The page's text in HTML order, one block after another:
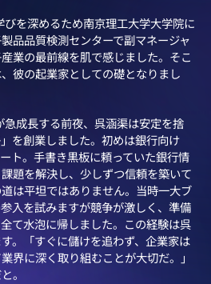
を深めるため南京理工大学大学院に
品品質検測センターで副マネージャ
業の最前線を肌で感じました。そこ
彼の起業家としての礎となりまし
成長する前夜、呉涵渠は安定を捨
を創業しました。初めは銀行向け
ト。手書き黒板に頼っていた銀行情
題を解決し、少しずつ信頼を築いて
は平坦ではありません。当時一大ブ
入を試みますが競争が激しく、準備
て水泡に帰しました。この経験は呉
。「すぐに儲けを追わず、企業家は
界に深く取り組むことが大切だ。」
。